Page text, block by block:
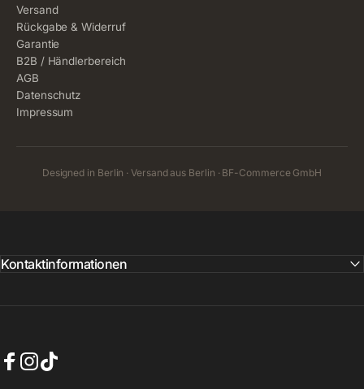
Versand
Rückgabe & Widerruf
Garantie
B2B / Händlerbereich
AGB
Datenschutz
Impressum
Designed in Berlin · Versand aus Berlin · BF-Commerce GmbH
Kontaktinformationen